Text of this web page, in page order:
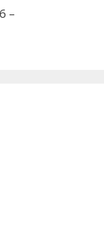
–